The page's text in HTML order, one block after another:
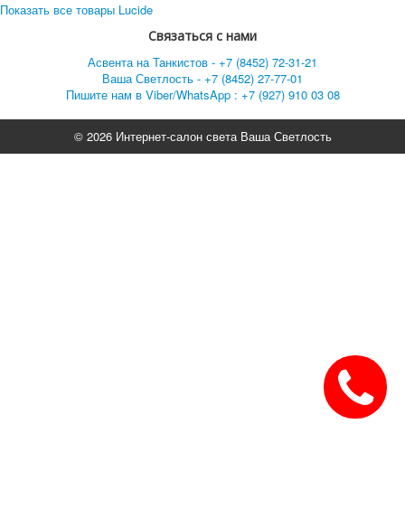
Показать все товары Lucide
Связаться с нами
Асвента на Танкистов - +7 (8452) 72-31-21
Ваша Светлость - +7 (8452) 27-77-01
Пишите нам в Viber/WhatsApp : +7 (927) 910 03 08
© 2026 Интернет-салон света Ваша Светлость